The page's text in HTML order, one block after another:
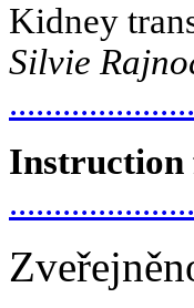
Kidney
Silvie
Instruction